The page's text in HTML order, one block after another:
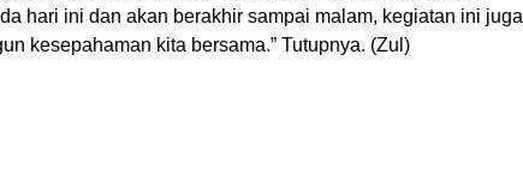
hari ini dan akan berakhir sampai malam, kegiatan ini juga
kesepahaman kita bersama.” Tutupnya. (Zul)